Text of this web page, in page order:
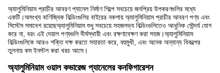
অ্যালুমিনিয়াম প্রাচীর আবরণ প্যানেল নির্মাণ শিল্পে সবচেয়ে জনপ্রিয় উপকরণগুলির মধ্যে
একটি।অসংখ্য বাণিজ্যিক বিল্ডিংগুলির বাইরের নকশায় অ্যালুমিনিয়াম প্রাচীর আবরণ পণ্য এবং
সিস্টেম সমাবেশ রয়েছেঅ্যালুমিনিয়াম শুধু সবচেয়ে সহজলভ্য বিল্ডিংগুলিতেও আধুনিক সৌন্দর্য যোগ
করে না, বরং এই দেয়াল পণ্যগুলি দীর্ঘস্থায়ী এবং রক্ষণাবেক্ষণ করা সহজ।অ্যালুমিনিয়াম
বিল্ডিংগুলিকে আরও শক্তি দক্ষ করতে সহায়তা করে, বহুমুখী, এবং অনেক অন্যান্য বিকল্পের
তুলনায় কম ইনস্টল করা খরচ আসে।
অ্যালুমিনিয়াম ওয়াল কভারেজ প্যানেলের কনফিগারেশন